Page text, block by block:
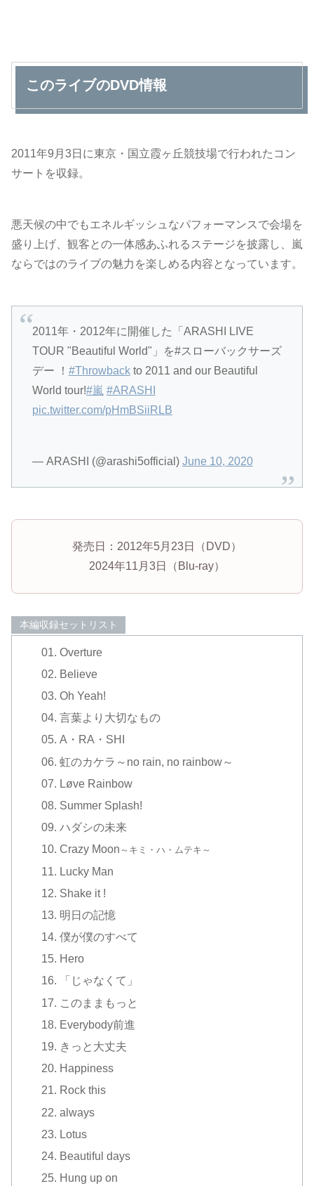
このライブのDVD情報
2011年9月3日に東京・国立霞ヶ丘競技場で行われたコン
サートを収録。
悪天候の中でもエネルギッシュなパフォーマンスで会場を
盛り上げ、観客との一体感あふれるステージを披露し、嵐
ならではのライブの魅力を楽しめる内容となっています。
2011年・2012年に開催した「ARASHI LIVE
TOUR "Beautiful World"」を#スローバックサーズ
デー ！ #Throwbackto 2011 and our Beautiful
World tour!#嵐 #ARASHI
pic.twitter.com/pHmBSiiRLB
— ARASHI (@arashi5official) June 10, 2020
発売日：2012年5月23日（DVD）
2024年11月3日（Blu-ray）
本編収録セットリスト
Overture
Believe
Oh Yeah!
言葉より大切なもの
A・RA・SHI
虹のカケラ～no rain, no rainbow～
Løve Rainbow
Summer Splash!
ハダシの未来
Crazy Moon ～キミ・ハ・ムテキ～
Lucky Man
Shake it !
明日の記憶
僕が僕のすべて
Hero
「じゃなくて」
このままもっと
Everybody前進
きっと大丈夫
Happiness
Rock this
always
Lotus
Beautiful days
Hung up on